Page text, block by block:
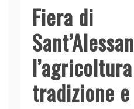
Fiera di
tradizione